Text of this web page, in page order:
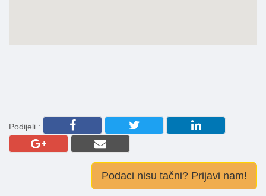
Podijeli :
Podaci nisu tačni? Prijavi nam!